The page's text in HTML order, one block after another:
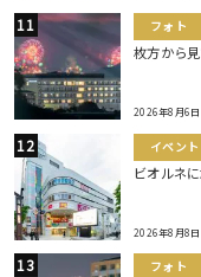
フォト
枚方から
2026年8月6日
イベント
ビオルネ
2026年8月8日
フォト